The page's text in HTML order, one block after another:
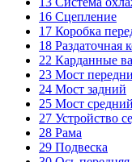
16 Сцепление
17 Коробка
18 Раздаточная
22 Карданные
23 Мост
24 Мост задний
25 Мост средний
27 Устройство
28 Рама
29 Подвеска